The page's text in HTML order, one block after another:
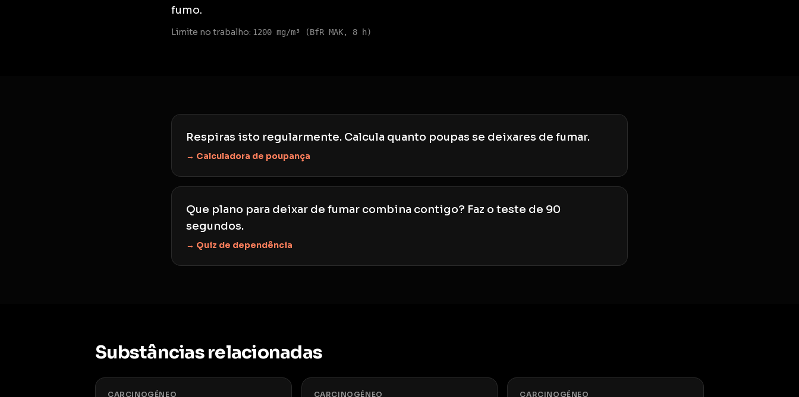
fumo.
Limite no trabalho: 1200 mg/m³ (BfR MAK, 8 h)
Respiras isto regularmente. Calcula quanto poupas se deixares de fumar.
→ Calculadora de poupança
Que plano para deixar de fumar combina contigo? Faz o teste de 90
segundos.
→ Quiz de dependência
Substâncias relacionadas
CARCINOGÉNEO CARCINOGÉNEO CARCINOGÉNEO